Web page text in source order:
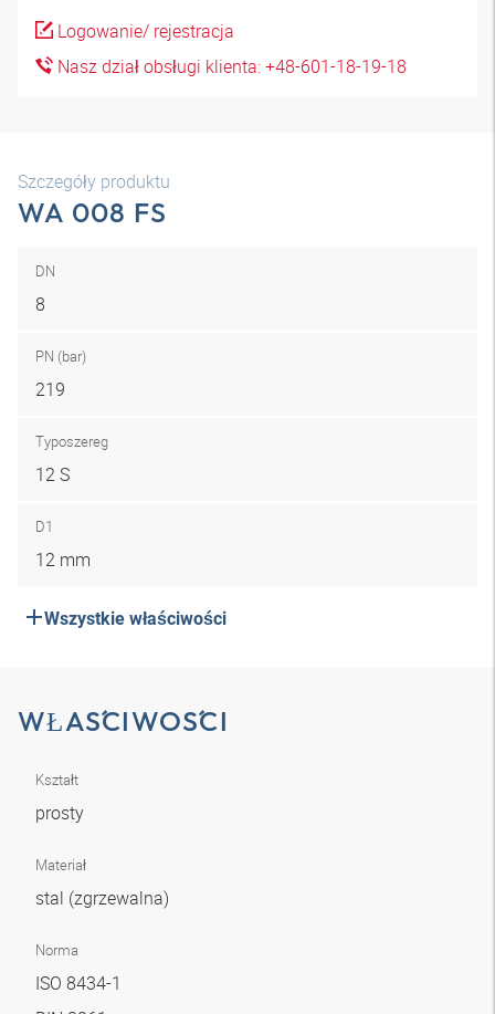
Logowanie/ rejestracja
Nasz dział obsługi klienta: +48-601-18-19-18
Szczegóły produktu
WA 008 FS
DN
8
PN (bar)
219
Typoszereg
12 S
D1
12 mm
Wszystkie właściwości
WŁAŚCIWOŚCI
Kształt
prosty
Materiał
stal (zgrzewalna)
Norma
ISO 8434-1